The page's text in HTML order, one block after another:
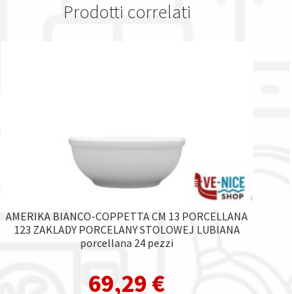
Prodotti correlati
AMERIKA BIANCO-COPPETTA CM 13 PORCELLANA
123 ZAKLADY PORCELANY STOLOWEJ LUBIANA
porcellana 24 pezzi
69,29 €